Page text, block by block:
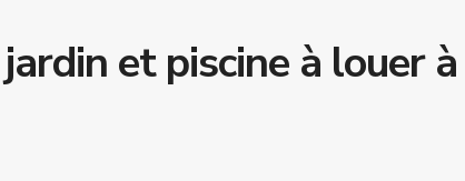
et piscine à louer